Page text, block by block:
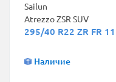
Sailun
Atrezzo ZSR SUV
295/40 R22 ZR FR
Наличие